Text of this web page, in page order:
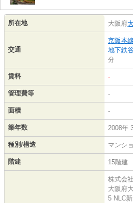
所在地 大阪府
交通
京阪本線
地下鉄
分
賃料 -
管理費等 -
面積 -
築年数 2008年
種別/構造 マンシ
階建 15階建
株式会
大阪府
5 NLC